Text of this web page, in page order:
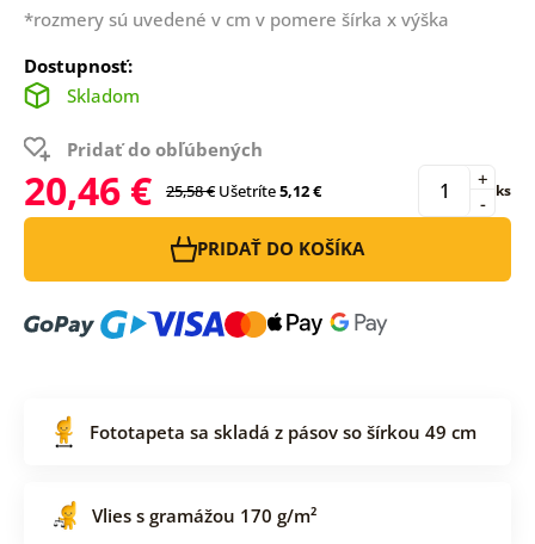
*rozmery sú uvedené v cm v pomere šírka x výška
Dostupnosť:
Skladom
Pridať do obľúbených
20,46 € 25,58 € Ušetríte5,12 € -
+ ks
PRIDAŤ DO KOŠÍKA
Fototapeta sa skladá z pásov so šírkou 49 cm
Vlies s gramážou 170 g/m²